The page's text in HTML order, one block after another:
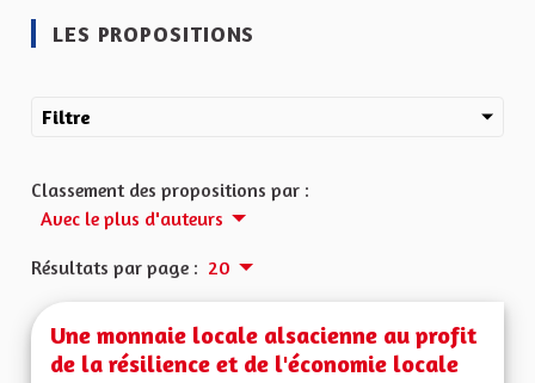
LES PROPOSITIONS
Filtre
Classement des propositions par :
Avec le plus d'auteurs
Résultats par page : 20
Une monnaie locale alsacienne au profit
de la résilience et de l'économie locale